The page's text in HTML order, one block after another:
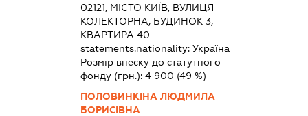
02121, МІСТО КИЇВ, ВУЛИЦЯ
КОЛЕКТОРНА, БУДИНОК 3,
КВАРТИРА 40
statements.nationality: Україна
Розмір внеску до статутного
фонду (грн.): 4 900 (49 %)
ПОЛОВИНКІНА ЛЮДМИЛА
БОРИСІВНА